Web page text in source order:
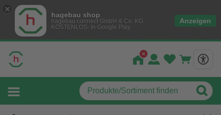
hagebau shop
hagebau connect GmbH & Co. KG
KOSTENLOS- In Google Play
Anzeigen